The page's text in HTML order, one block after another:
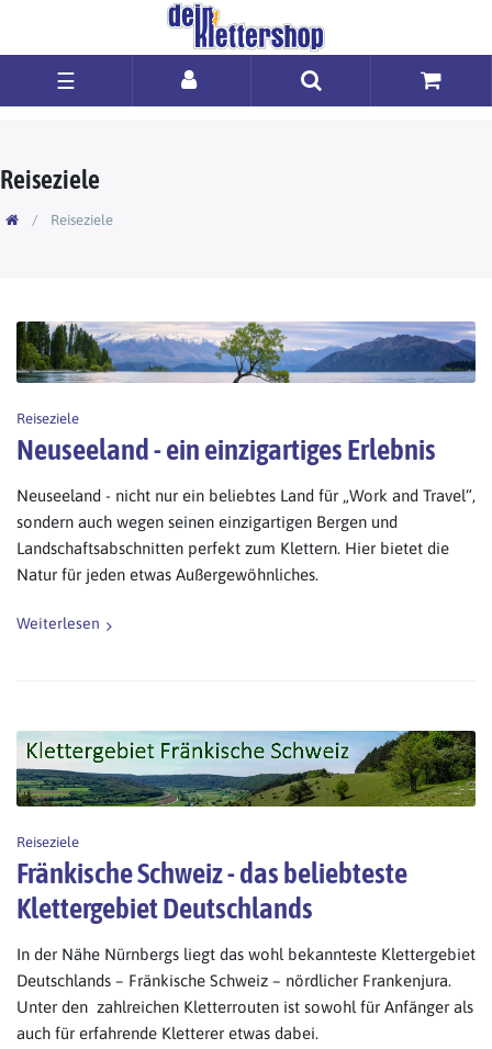
☰
Reiseziele
Reiseziele
Reiseziele
Neuseeland - ein einzigartiges Erlebnis
Neuseeland - nicht nur ein beliebtes Land für „Work and Travel“,
sondern auch wegen seinen einzigartigen Bergen und
Landschaftsabschnitten perfekt zum Klettern. Hier bietet die
Natur für jeden etwas Außergewöhnliches.
Weiterlesen
Reiseziele
Fränkische Schweiz - das beliebteste
Klettergebiet Deutschlands
In der Nähe Nürnbergs liegt das wohl bekannteste Klettergebiet
Deutschlands – Fränkische Schweiz – nördlicher Frankenjura.
Unter den zahlreichen Kletterrouten ist sowohl für Anfänger als
auch für erfahrende Kletterer etwas dabei.